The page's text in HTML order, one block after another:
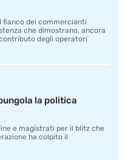
fianco dei commercianti
che dimostrano, ancora
degli operatori
la politica
e magistrati per il blitz che
ha colpito il